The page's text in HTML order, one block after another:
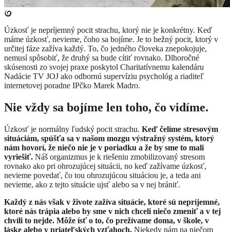
Úzkosť je nepríjemný pocit strachu, ktorý nie je konkrétny. Keď
máme úzkosť, nevieme, čoho sa bojíme. Je to bežný pocit, ktorý v
určitej fáze zažíva každý. To, čo jedného človeka znepokojuje,
nemusí spôsobiť, že druhý sa bude cítiť rovnako. Dlhoročné
skúsenosti zo svojej praxe poskytol Charitatívnemu kalendáru
Nadácie TV JOJ ako odbornú supervíziu psychológ a riaditeľ
internetovej poradne IPčko Marek Madro.
Nie vždy sa bojíme len toho, čo vidíme.
Úzkosť je normálny ľudský pocit strachu. Keď čelíme stresovým
situáciám, spúšťa sa v našom mozgu výstražný systém, ktorý
nám hovorí, že niečo nie je v poriadku a že by sme to mali
vyriešiť. Náš organizmus je k riešeniu zmobilizovaný stresom
rovnako ako pri ohrozujúcej situácii, no keď zažívame úzkosť,
nevieme povedať, čo tou ohrozujúcou situáciou je, a teda ani
nevieme, ako z tejto situácie ujsť alebo sa v nej brániť.
Každý z nás však v živote zažíva situácie, ktoré sú nepríjemné,
ktoré nás trápia alebo by sme v nich chceli niečo zmeniť a v tej
chvíli to nejde. Môže ísť o to, čo prežívame doma, v škole, v
láske alebo v priateľských vzťahoch. Niekedy nám na niečom